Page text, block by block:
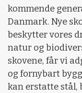
kommende
Danmark. Nye
beskytter vores
natur og
skovene, får vi
og fornybart
kan erstatte stål,